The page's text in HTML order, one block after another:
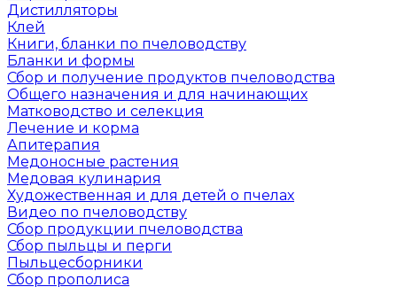
Дистилляторы
Клей
Книги, бланки по пчеловодству
Бланки и формы
Сбор и получение продуктов пчеловодства
Общего назначения и для начинающих
Матководство и селекция
Лечение и корма
Апитерапия
Медоносные растения
Медовая кулинария
Художественная и для детей о пчелах
Видео по пчеловодству
Сбор продукции пчеловодства
Сбор пыльцы и перги
Пыльцесборники
Сбор прополиса